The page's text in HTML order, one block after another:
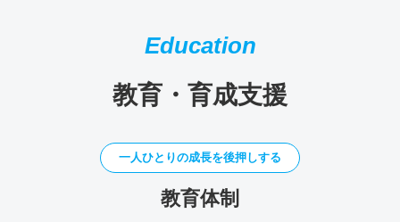
Education
教育・育成支援
一人ひとりの成長を後押しする
教育体制